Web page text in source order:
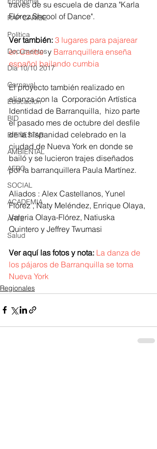
RAP CARIBE
Política
Documentos
Día 10/10 2017
Carnaval
Educación
BID
BIENESTAR
AMBIENTAL
AFRO
SOCIAL
ACADEMIA
ARTE
Salud
través de su escuela de danza "Karla
Flórez Shcool of Dance".
Ver también: 3 lugares para pajarear
en Caribe y Barranquillera enseña
español bailando cumbia
El proyecto también realizado en
alianza con la  Corporación Artística
Identidad de Barranquilla,  hizo parte
el pasado mes de octubre del desfile
de la hispanidad celebrado en la
ciudad de Nueva York en donde se
bailó y se lucieron trajes diseñados
por la barranquillera Paula Martínez.
Aliados : Alex Castellanos, Yunel
Flórez , Naty Meléndez, Enrique Olaya,
Valeria Olaya-Flórez, Natiuska
Quintero y Jeffrey Twumasi
Ver aquí las fotos y nota: La danza de
los pájaros de Barranquilla se toma
Nueva York
Regionales